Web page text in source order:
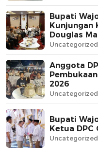
Bupati
Kunjungan
Douglas
Uncategorized
Anggota
2026
Uncategorized
Bupati
Ketua DPC
Uncategorized